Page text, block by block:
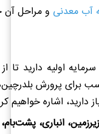
آب معدنی و مراحل آن
اولیه دارید تا
برای پرورش
دارید، اشاره خواهیم
انباری،